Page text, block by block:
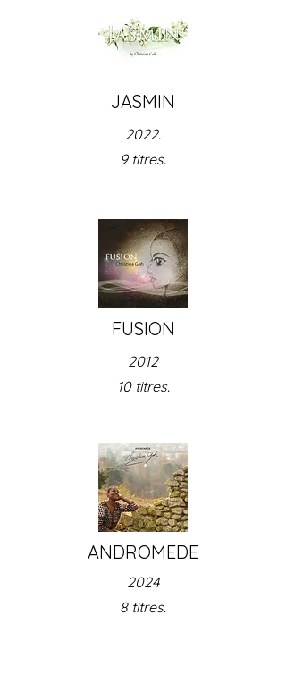
JASMIN
2022.
9 titres.
FUSION
2012
10 titres.
ANDROMEDE
2024
8 titres.